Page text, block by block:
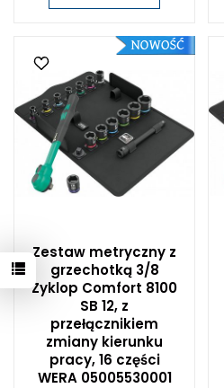
Zestaw metryczny z
grzechotką 3/8
Zyklop Comfort 8100
SB 12, z
przełącznikiem
zmiany kierunku
pracy, 16 części
WERA 05005530001